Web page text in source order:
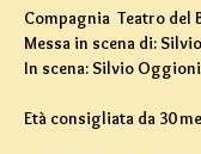
Compagnia  Teatro del
Messa in scena di:
In scena: Silvio Oggioni
Età consigliata da 30